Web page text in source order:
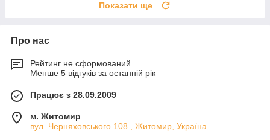
Показати ще
Про нас
Рейтинг не сформований
Менше 5 відгуків за останній рік
Працює з 28.09.2009
м. Житомир
вул. Черняховського 108., Житомир, Україна